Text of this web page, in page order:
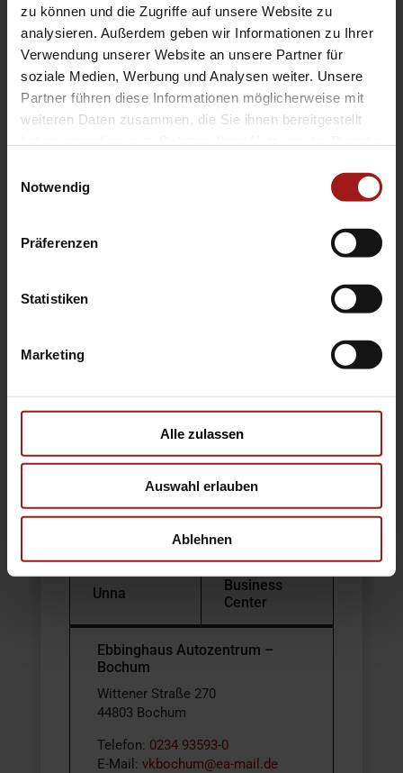
zu können und die Zugriffe auf unsere Website zu
analysieren. Außerdem geben wir Informationen zu Ihrer
Verwendung unserer Website an unsere Partner für
soziale Medien, Werbung und Analysen weiter. Unsere
Partner führen diese Informationen möglicherweise mit
weiteren Daten zusammen, die Sie ihnen bereitgestellt
Notwendig
Präferenzen
Statistiken
Marketing
Alle zulassen
Auswahl erlauben
Ablehnen
Mit * gekennzeichnete Felder bitte ausfüllen.
Ich habe die Datenschutzerklärung zur Kenntnis
genommen.*
Zur DSGVO
15 + 5 =
DO-Dorstfeld
DO-Sölde
DO-
Kirchhörde
Kamen
Unna
Business
Center
Ebbinghaus Autozentrum –
Bochum
Wittener Straße 270
44803 Bochum
Telefon: 0234 93593-0
E-Mail: vkbochum@ea-mail.de